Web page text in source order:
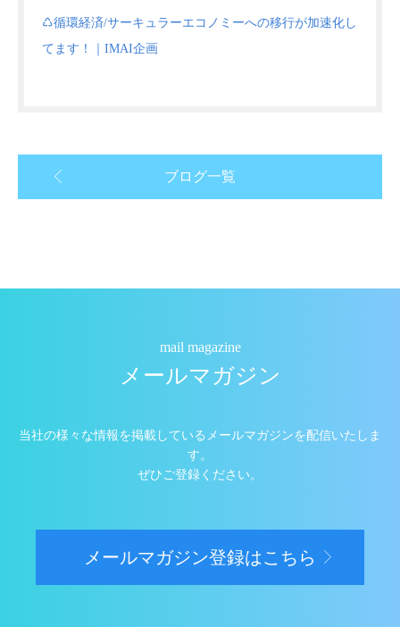
♺循環経済/サーキュラーエコノミーへの移行が加速化し
てます！｜IMAI企画
ブログ一覧
mail magazine
メールマガジン
当社の様々な情報を掲載しているメールマガジンを配信いたしま
す。
ぜひご登録ください。
メールマガジン登録はこちら